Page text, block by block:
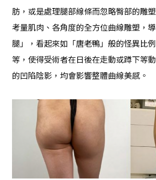
肪，或是處理腿部線條而忽略臀部的雕
考量肌肉、各角度的全方位曲線雕塑，
腿」，看起來如「唐老鴨」般的怪異比
等，使得受術者在日後在走動或蹲下等
的凹陷陰影，均會影響整體曲線美感。